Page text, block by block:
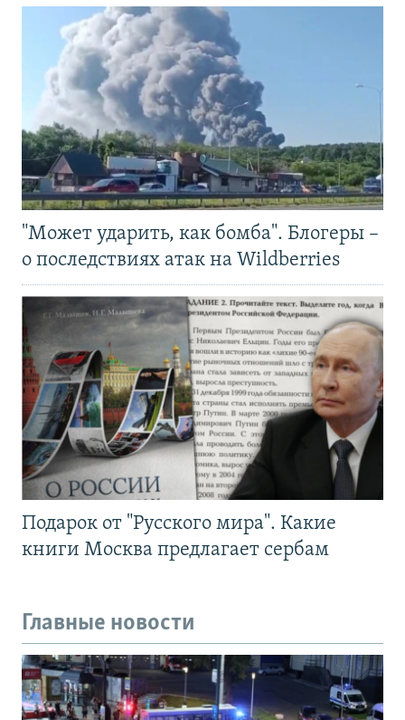
"Может ударить, как бомба". Блогеры –
о последствиях атак на Wildberries
Подарок от "Русского мира". Какие
книги Москва предлагает сербам
Главные новости